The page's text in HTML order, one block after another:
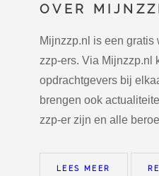
OVER
Mijnzzp.nl is een gratis
zzp-ers. Via Mijnzzp.nl
opdrachtgevers bij
brengen ook
zzp-er zijn en alle
LEES MEER